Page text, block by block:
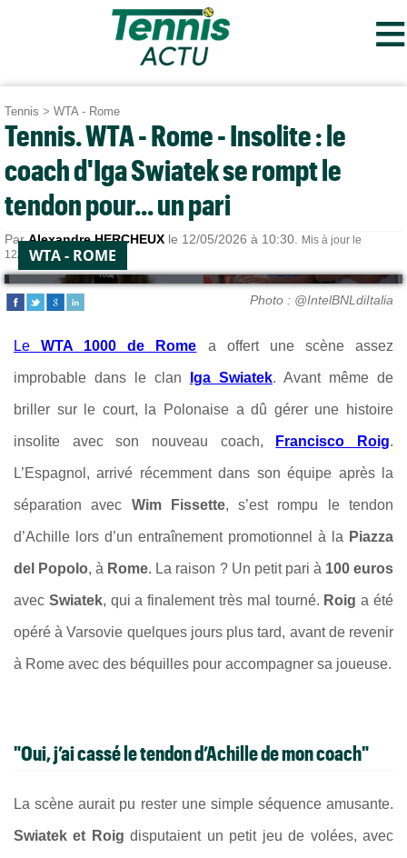
≡
Tennis > WTA - Rome
Tennis. WTA - Rome - Insolite : le
coach d'Iga Swiatek se rompt le
tendon pour... un pari
ParAlexandre HERCHEUX le 12/05/2026 à 10:30.
Mis à jour le
12/05/2026 à 21:36.
WTA - ROME
Photo : @IntelBNLdiItalia
LeWTA 1000 de Rome a offert une scène assez
improbable dans le clan Iga Swiatek. Avant même de
briller sur le court, la Polonaise a dû gérer une histoire
insolite avec son nouveau coach, Francisco Roig.
L’Espagnol, arrivé récemment dans son équipe après la
séparation avec Wim Fissette, s’est rompu le tendon
d’Achille lors d’un entraînement promotionnel à la Piazza
del Popolo, à Rome. La raison ? Un petit pari à 100 euros
avec Swiatek, qui a finalement très mal tourné. Roiga été
opéré à Varsovie quelques jours plus tard, avant de revenir
à Rome avec des béquilles pour accompagner sa joueuse.
"Oui, j’ai cassé le tendon d’Achille de mon coach"
La scène aurait pu rester une simple séquence amusante.
Swiatek et Roig disputaient un petit jeu de volées, avec